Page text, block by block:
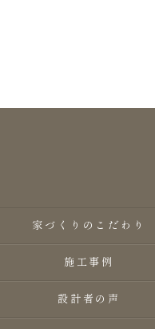
家づくりのこだわり
施工事例
設計者の声